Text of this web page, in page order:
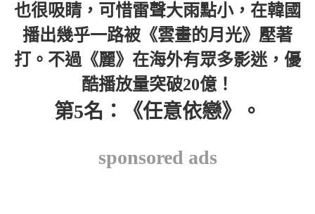
也很吸睛，可惜雷聲大雨點小，在韓國
播出幾乎一路被《雲畫的月光》壓著
打。不過《麗》在海外有眾多影迷，優
酷播放量突破20億！
第5名：《任意依戀》。
sponsored ads